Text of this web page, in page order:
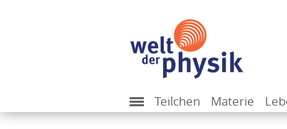
Teilchen Materie